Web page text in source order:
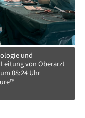
und
von Oberarzt
08:24 Uhr